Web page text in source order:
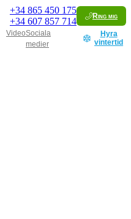
+34 865 450 175
+34 607 857 714
Ring mig
VideoSociala
medier
Hyra
vintertid